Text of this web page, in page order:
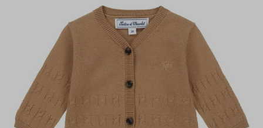
kinderkleding
hoge
kwaliteit
in